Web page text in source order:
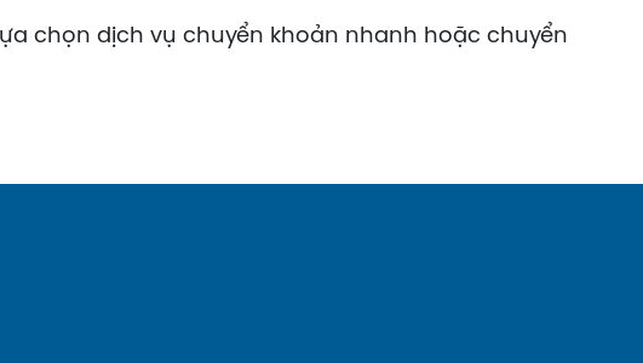
chọn dịch vụ chuyển khoản nhanh hoặc chuyển